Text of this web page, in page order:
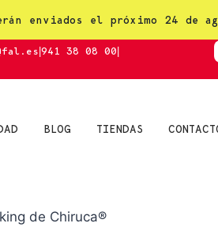
enviados el próximo 24 de
941 38 08 00
BLOG TIENDAS